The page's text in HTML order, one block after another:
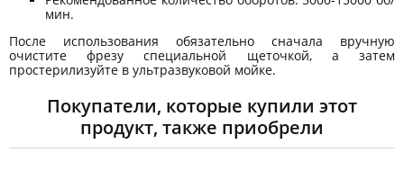
мин.
После использования обязательно сначала вручную
очистите фрезу специальной щеточкой, а затем
простерилизуйте в ультразвуковой мойке.
Покупатели, которые купили этот
продукт, также приобрели